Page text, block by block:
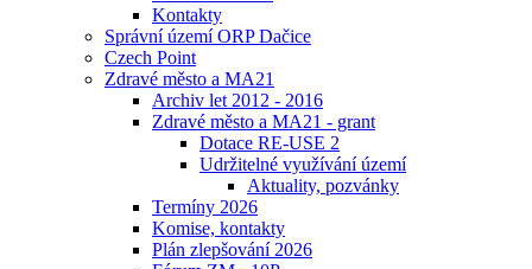
Kontakty
Správní území ORP Dačice
Czech Point
Zdravé město a MA21
Archiv let 2012 - 2016
Zdravé město a MA21 - grant
Dotace RE-USE 2
Udržitelné využívání území
Aktuality, pozvánky
Termíny 2026
Komise, kontakty
Plán zlepšování 2026